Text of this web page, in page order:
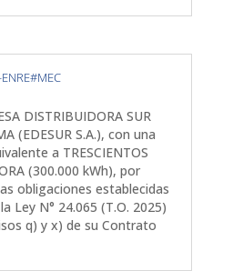
DISTRIBUIDORA SUR
(EDESUR S.A.), con una
a TRESCIENTOS
(300.000 kWh), por
obligaciones establecidas
Ley N° 24.065 (T.O. 2025)
q) y x) de su Contrato